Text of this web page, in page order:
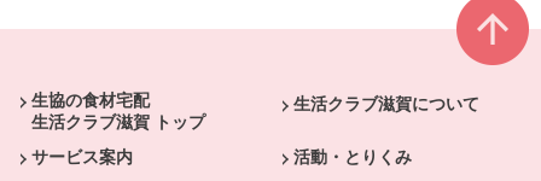
生協の食材宅配
生活クラブ滋賀 トップ
生活クラブ滋賀について
サービス案内
活動・とりくみ